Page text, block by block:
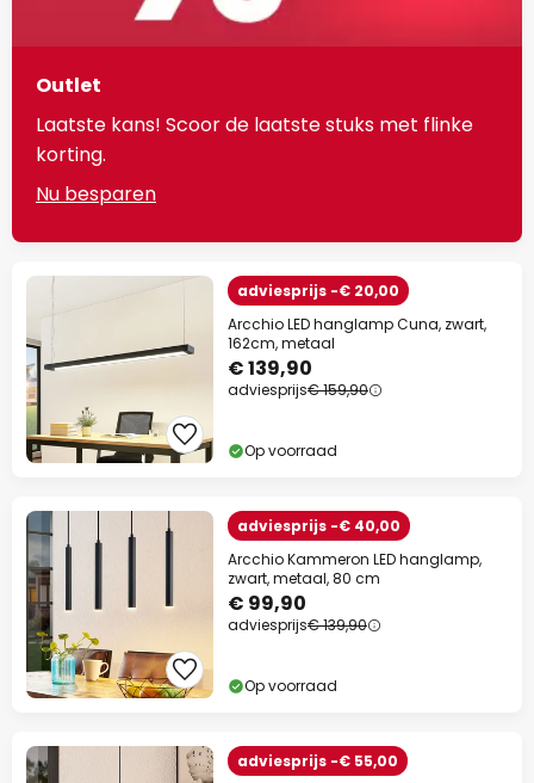
Outlet
Laatste kans! Scoor de laatste stuks met flinke
korting.
Nu besparen
adviesprijs -€ 20,00
Arcchio LED hanglamp Cuna, zwart,
162cm, metaal
€ 139,90
adviesprijs€ 159,90
Op voorraad
adviesprijs -€ 40,00
Arcchio Kammeron LED hanglamp,
zwart, metaal, 80 cm
€ 99,90
adviesprijs€ 139,90
Op voorraad
adviesprijs -€ 55,00